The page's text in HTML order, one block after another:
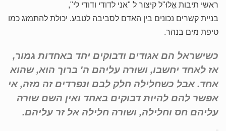
ראשי תיבות אֱלוּ"ל קיצור ל "אני לדודי ודודי לי",
בניית קשרים נכונים בין האדם לסביבה לטבע. יכולת להתמזג כמו
טיפת מים בנהר.
כשישראל הם אגודים ודבוקים יחד באחדות גמור,
אז לאחד יחשבו, ושורה עליהם ה' ברוך הוא, שהוא
אחד. אבל כשחלילה חלק לבם ונפרדים זה מזה, אי
אפשר להם להיות דבוקים באחד ואין השם שורה
עליהם חס וחלילה, ושורה חלילה אל זר עליהם.